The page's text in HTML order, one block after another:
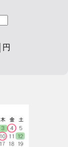
円